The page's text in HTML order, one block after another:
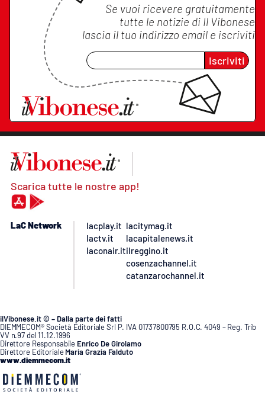
Se vuoi ricevere gratuitamente
tutte le notizie di Il Vibonese
lascia il tuo indirizzo email e iscriviti
Iscriviti
Scarica tutte le nostre app!
LaC Network
lacplay.it
lactv.it
laconair.it
lacitymag.it
lacapitalenews.it
ilreggino.it
cosenzachannel.it
catanzarochannel.it
ilVibonese.it © – Dalla parte dei fatti
DIEMMECOM® Società Editoriale Srl P. IVA 01737800795 R.O.C. 4049 – Reg. Trib
VV n.97 del 11.12.1996
Direttore Responsabile Enrico De Girolamo
Direttore Editoriale Maria Grazia Falduto
www.diemmecom.it